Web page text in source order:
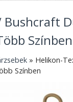
Bushcraft
Színben
» Helikon-
Színben